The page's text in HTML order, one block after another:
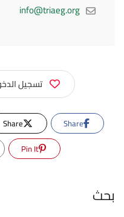
info@triaeg.org
تسجيل
Share
Share
Pin It
بحث